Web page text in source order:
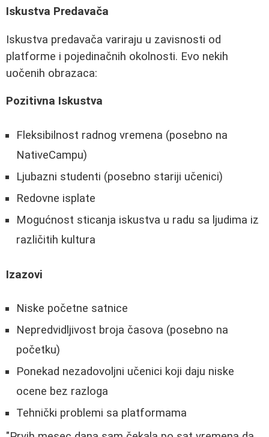
Iskustva Predavača
Iskustva predavača variraju u zavisnosti od
platforme i pojedinačnih okolnosti. Evo nekih
uočenih obrazaca:
Pozitivna Iskustva
Fleksibilnost radnog vremena (posebno na
NativeCampu)
Ljubazni studenti (posebno stariji učenici)
Redovne isplate
Mogućnost sticanja iskustva u radu sa ljudima iz
različitih kultura
Izazovi
Niske početne satnice
Nepredvidljivost broja časova (posebno na
početku)
Ponekad nezadovoljni učenici koji daju niske
ocene bez razloga
Tehnički problemi sa platformama